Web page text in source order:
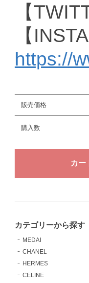
【
【
https://
販売価格
購入数
カテゴリーから探す
MEDAI
CHANEL
HERMES
CELINE